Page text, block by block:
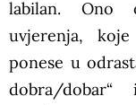
labilan. Ono
uvjerenja,
ponese u
dobra/dobar“